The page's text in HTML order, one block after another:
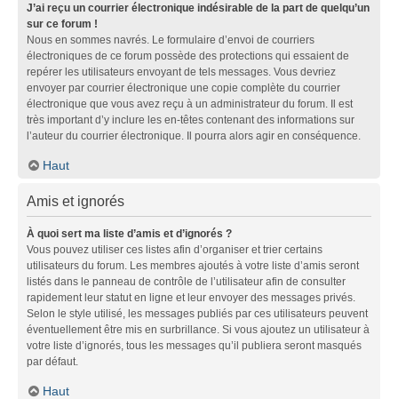
J’ai reçu un courrier électronique indésirable de la part de quelqu’un
sur ce forum !
Nous en sommes navrés. Le formulaire d’envoi de courriers
électroniques de ce forum possède des protections qui essaient de
repérer les utilisateurs envoyant de tels messages. Vous devriez
envoyer par courrier électronique une copie complète du courrier
électronique que vous avez reçu à un administrateur du forum. Il est
très important d’y inclure les en-têtes contenant des informations sur
l’auteur du courrier électronique. Il pourra alors agir en conséquence.
Haut
Amis et ignorés
À quoi sert ma liste d’amis et d’ignorés ?
Vous pouvez utiliser ces listes afin d’organiser et trier certains
utilisateurs du forum. Les membres ajoutés à votre liste d’amis seront
listés dans le panneau de contrôle de l’utilisateur afin de consulter
rapidement leur statut en ligne et leur envoyer des messages privés.
Selon le style utilisé, les messages publiés par ces utilisateurs peuvent
éventuellement être mis en surbrillance. Si vous ajoutez un utilisateur à
votre liste d’ignorés, tous les messages qu’il publiera seront masqués
par défaut.
Haut